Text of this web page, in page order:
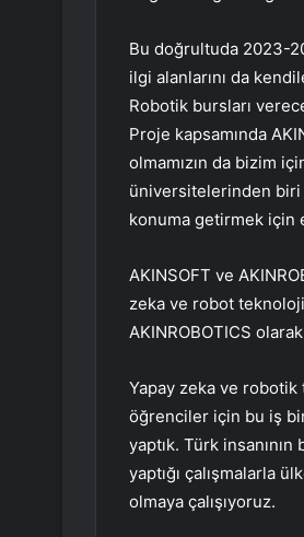
Bu doğrultuda 2023-
ilgi alanlarını da
Robotik bursları
Proje kapsamında
olmamızın da bizim
üniversitelerinden biri
konuma getirmek için
AKINSOFT ve
zeka ve robot
AKINROBOTICS
Yapay zeka ve
öğrenciler için bu iş
yaptık. Türk
yaptığı çalışmalarla
olmaya çalışıyoruz.